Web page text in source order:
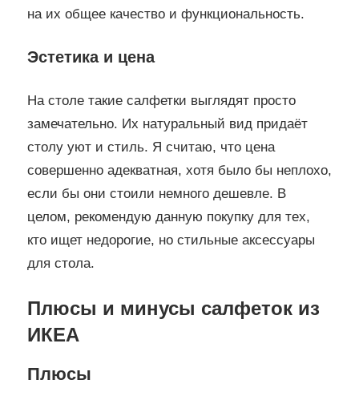
на их общее качество и функциональность.
Эстетика и цена
На столе такие салфетки выглядят просто
замечательно. Их натуральный вид придаёт
столу уют и стиль. Я считаю, что цена
совершенно адекватная, хотя было бы неплохо,
если бы они стоили немного дешевле. В
целом, рекомендую данную покупку для тех,
кто ищет недорогие, но стильные аксессуары
для стола.
Плюсы и минусы салфеток из
ИКЕА
Плюсы